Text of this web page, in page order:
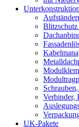
Unterkonstruktion
Verbinder,
UK-Pakete